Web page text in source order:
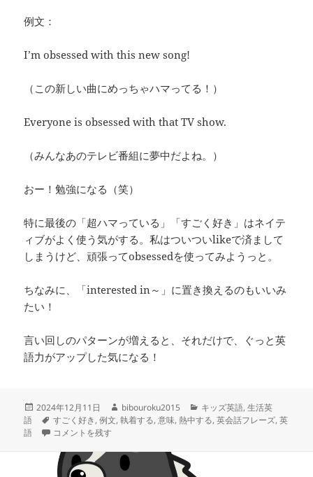
例文：
I’m obsessed with this new song!
（この新しい曲にめっちゃハマってる！）
Everyone is obsessed with that TV show.
（みんなあのテレビ番組に夢中だよね。）
おー！勉強になる（笑）
特に最後の「超ハマっている」「すごく好き」はネイテ
ィブがよく使う気がする。私はついついlikeで済まして
しまうけど、頑張ってobsessedを使ってみようっと。
ちなみに、「interested in～」に置き換えるのもいいみ
たい！
言い回しのパターンが増えると、それだけで、ぐっと英
語力がアップした気になる！
投
稿
日:
2024年12月11日
作
成
bibouroku2015
カ
テ
キッズ英語,生活英
語
タ
グ
すごく好き,例文,執着する,意味,熱中する,英会話フレーズ,英
語
– obsessed- 執着している、熱中している、すごく好き に
コメントを残す